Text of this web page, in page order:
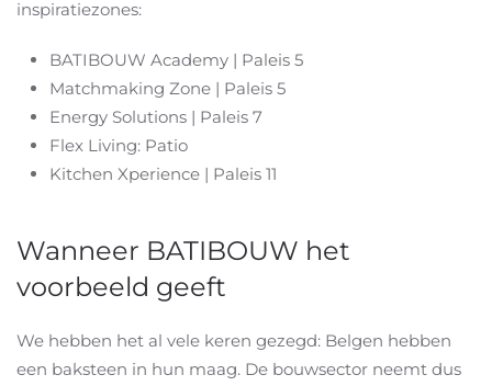
inspiratiezones:
BATIBOUW Academy | Paleis 5
Matchmaking Zone | Paleis 5
Energy Solutions | Paleis 7
Flex Living: Patio
Kitchen Xperience | Paleis 11
Wanneer BATIBOUW het
voorbeeld geeft
We hebben het al vele keren gezegd: Belgen hebben
een baksteen in hun maag. De bouwsector neemt dus